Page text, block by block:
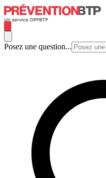
Posez une question...